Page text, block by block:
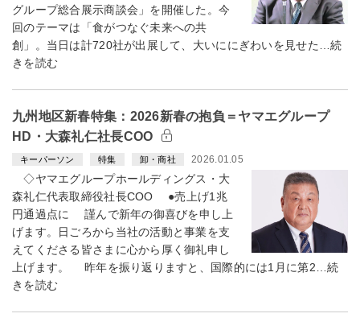
グループ総合展示商談会」を開催した。今
回のテーマは「食がつなぐ未来への共
創」。当日は計720社が出展して、大いににぎわいを見せた…続
きを読む
九州地区新春特集：2026新春の抱負＝ヤマエグループ
HD・大森礼仁社長COO
キーパーソン 特集 卸・商社 2026.01.05
◇ヤマエグループホールディングス・大
森礼仁代表取締役社長COO ●売上げ1兆
円通過点に 謹んで新年の御喜びを申し上
げます。日ごろから当社の活動と事業を支
えてくださる皆さまに心から厚く御礼申し
上げます。 昨年を振り返りますと、国際的には1月に第2…続
きを読む